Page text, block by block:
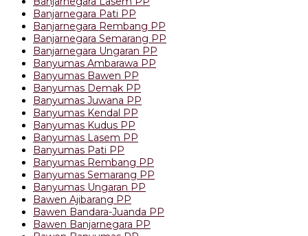
Banjarnegara Pati PP
Banjarnegara Rembang PP
Banjarnegara Semarang PP
Banjarnegara Ungaran PP
Banyumas Ambarawa PP
Banyumas Bawen PP
Banyumas Demak PP
Banyumas Juwana PP
Banyumas Kendal PP
Banyumas Kudus PP
Banyumas Lasem PP
Banyumas Pati PP
Banyumas Rembang PP
Banyumas Semarang PP
Banyumas Ungaran PP
Bawen Ajibarang PP
Bawen Bandara-Juanda PP
Bawen Banjarnegara PP